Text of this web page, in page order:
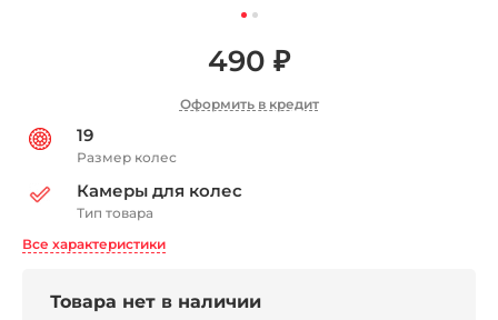
490 ₽
Оформить в кредит
19
Размер колес
Камеры для колес
Тип товара
Все характеристики
Товара нет в наличии